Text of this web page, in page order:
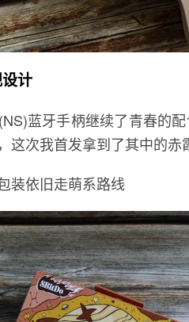
计
蓝牙手柄继续了青春的
这次我首发拿到了其中的赤
装依旧走萌系路线